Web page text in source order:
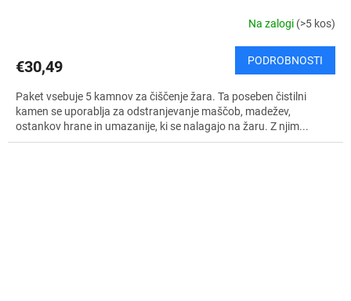
Na zalogi (>5 kos)
€30,49 PODROBNOSTI
Paket vsebuje 5 kamnov za čiščenje žara. Ta poseben čistilni
kamen se uporablja za odstranjevanje maščob, madežev,
ostankov hrane in umazanije, ki se nalagajo na žaru. Z njim...